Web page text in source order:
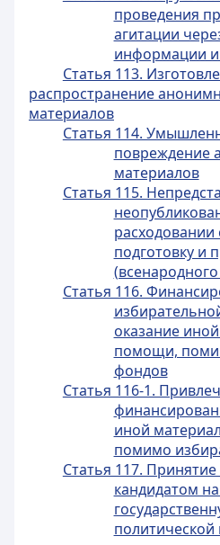
проведения
агитации
информации
Статья 113.
распространение
материалов
Статья 114.
повреждение
материалов
Статья 115.
расходовании
подготовку и
Статья 116.
оказание
помощи,
фондов
Статья 116-1.
иной
помимо
Статья 117.
кандидатом
политической